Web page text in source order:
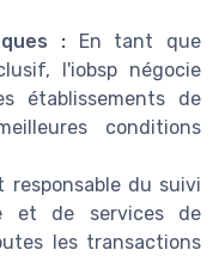
:En tant que
l'iobsp négocie
établissements de
conditions
du suivi
et de services de
les transactions